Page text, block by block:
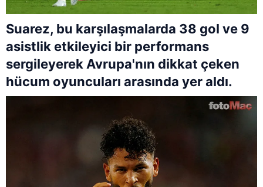
Suarez, bu karşılaşmalarda 38 gol ve 9
asistlik etkileyici bir performans
sergileyerek Avrupa'nın dikkat çeken
hücum oyuncuları arasında yer aldı.